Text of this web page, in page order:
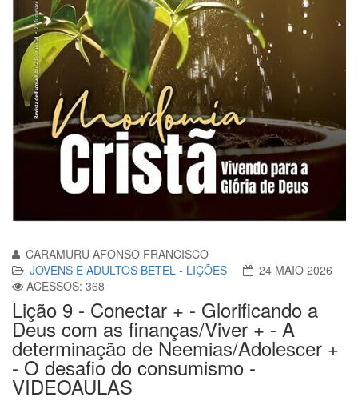
CARAMURU AFONSO FRANCISCO
JOVENS E ADULTOS BETEL - LIÇÕES
24 MAIO 2026
ACESSOS: 368
Lição 9 - Conectar + - Glorificando a
Deus com as finanças/Viver + - A
determinação de Neemias/Adolescer +
- O desafio do consumismo -
VIDEOAULAS